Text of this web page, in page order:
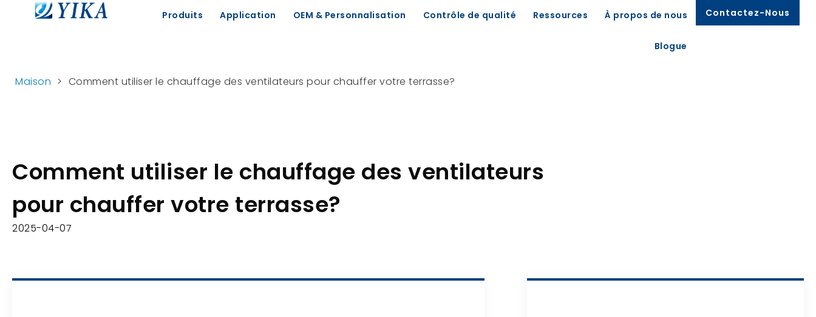
Produits Application OEM & Personnalisation Contrôle de qualité Ressources À propos de nous
Blogue
Contactez-Nous
Maison > Comment utiliser le chauffage des ventilateurs pour chauffer votre terrasse?
Comment utiliser le chauffage des ventilateurs
pour chauffer votre terrasse?
2025-04-07